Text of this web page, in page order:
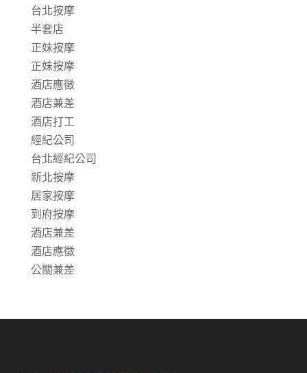
台北按摩
半套店
正妹按摩
正妹按摩
酒店應徵
酒店兼差
酒店打工
經紀公司
台北經紀公司
新北按摩
居家按摩
到府按摩
酒店兼差
酒店應徵
公關兼差